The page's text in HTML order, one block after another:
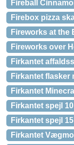
Fireball
Firebox pizza
Fireworks at the
Fireworks over
Firkantet
Firkantet flasker
Firkantet
Firkantet spejl
Firkantet spejl
Firkantet